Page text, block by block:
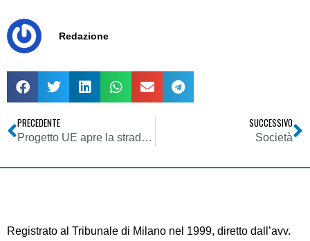
Redazione
PRECEDENTE
Progetto UE apre la strada a una nuova era cinematografica
SUCCESSIVO
Società
Registrato al Tribunale di Milano nel 1999, diretto dall’avv.